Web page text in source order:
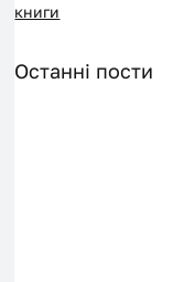
книги
Останні пости